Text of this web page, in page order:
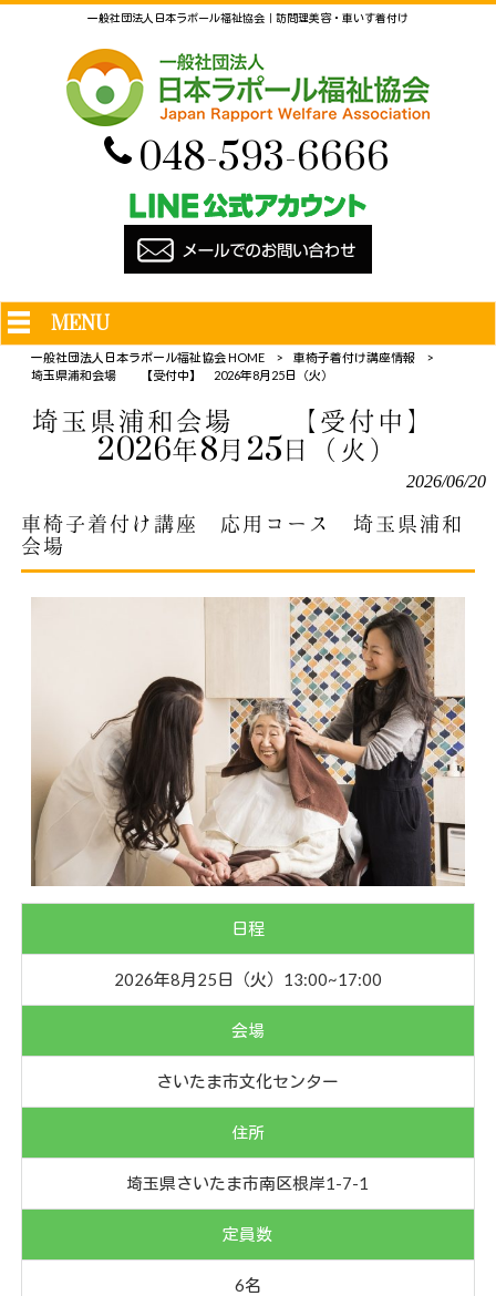
一般社団法人日本ラポール福祉協会｜訪問理美容・車いす着付け
048-593-6666
MENU
一般社団法人日本ラポール福祉協会 HOME > 車椅子着付け講座情報
>
埼玉県浦和会場 【受付中】 2026年8月25日（火）
埼玉県浦和会場 【受付中】
2026年8月25日（火）
2026/06/20
車椅子着付け講座 応用コース 埼玉県浦和
会場
日程
2026年8月25日（火）13:00~17:00
会場
さいたま市文化センター
住所
埼玉県さいたま市南区根岸1-7-1
定員数
6名